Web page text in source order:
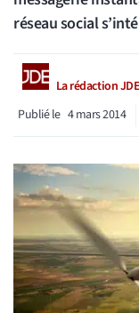
réseau social
La rédaction JDE
Publié le 4 mars 2014